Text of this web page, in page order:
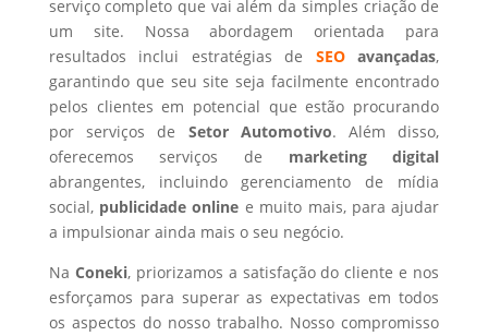
serviço completo que vai além da simples criação de
um site. Nossa abordagem orientada para
resultados inclui estratégias de SEOavançadas,
garantindo que seu site seja facilmente encontrado
pelos clientes em potencial que estão procurando
por serviços de Setor Automotivo. Além disso,
oferecemos serviços de marketing digital
abrangentes, incluindo gerenciamento de mídia
social, publicidade online e muito mais, para ajudar
a impulsionar ainda mais o seu negócio.
Na Coneki, priorizamos a satisfação do cliente e nos
esforçamos para superar as expectativas em todos
os aspectos do nosso trabalho. Nosso compromisso